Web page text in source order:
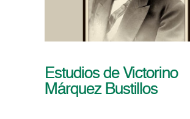
Estudios de Victorino
Márquez Bustillos